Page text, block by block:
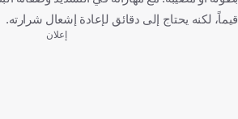
قيماً، لكنه يحتاج إلى دقائق لإعادة إشعال شرارته.
إعلان